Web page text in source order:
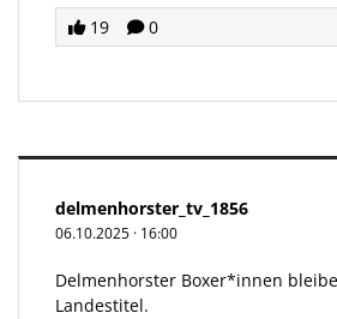
19 0
delmenhorster_tv_1856
06.10.2025 · 16:00
Delmenhorster Boxer*innen
Landestitel.